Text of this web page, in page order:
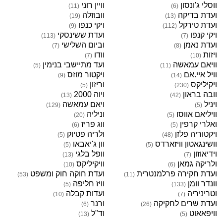
ווסלי ג'ונסון (
6
) וויין רוני (
11
)
ועדת בדיקה (
13
) וובוזלה (
19
)
ועדת טירקל (
112
) ויקי כנפו (
9
)
ויקי קנפו (
7
) ועדת ששינסקי (
113
)
ועדת נאמן (
8
) וביום השלישי (
7
)
ויזות (
10
) וודו (
7
)
וויאם עמאשה (
11
) ועד מתיישבי בנימין (
5
)
וויל איי.אם (
14
) ויקטור מוזס (
9
)
ויקיליקס (
230
) וריזון (
5
)
וובה בראון (
42
) ויוה 2000 (
13
)
ויניל (
5
) ויאם עמאשה (
129
)
וויליאם אווסו (
5
) וניליה (
20
)
ואלרי קרפין (
5
) ווג פריז (
6
)
ויקטוריה פלזן (
48
) ולריה פטיוק (
5
)
וושינגאטון וויזארדס (
5
) וון ג'יאבאו (
5
)
וידיאוזון (
7
) וופל בלגי (
13
)
ולריקה גמאן (
6
) וויקיליקס (
10
)
ועדת חקירה פרלמנטרית (
11
) ועדת חוקה חוק ומשפט (
53
)
וונדר וומן (
133
) וויז חליפה (
5
)
וטריניריה (
7
) ועדות קבלה (
10
)
ועדת שרים לחקיקה (
26
) ורנר (
6
)
וויפאאוט (
5
) וד"ל (
13
)